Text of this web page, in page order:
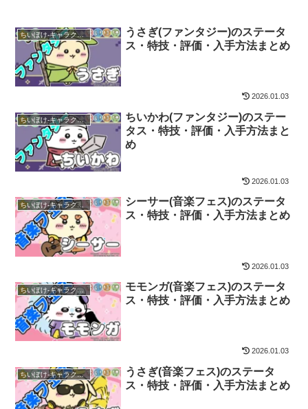
ちいぽけ-キャラクター
うさぎ(ファンタジー)のステータ
ス・特技・評価・入手方法まとめ
2026.01.03
ちいぽけ-キャラクター
ちいかわ(ファンタジー)のステー
タス・特技・評価・入手方法まと
め
2026.01.03
ちいぽけ-キャラクター
シーサー(音楽フェス)のステータ
ス・特技・評価・入手方法まとめ
2026.01.03
ちいぽけ-キャラクター
モモンガ(音楽フェス)のステータ
ス・特技・評価・入手方法まとめ
2026.01.03
ちいぽけ-キャラクター
うさぎ(音楽フェス)のステータ
ス・特技・評価・入手方法まとめ